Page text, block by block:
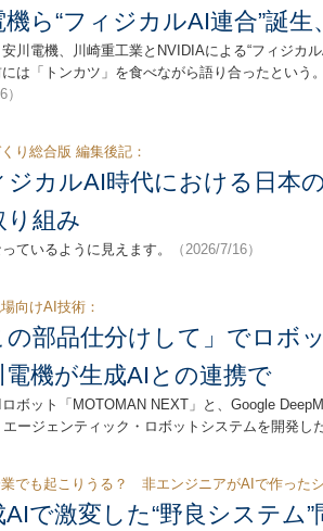
機ら“フィジカルAI連合”誕
川電機、川崎重工業とNVIDIAによる“フィジカ
は「トンカツ」を食べながら語り合ったという
り総合版 編集後記：
ジカルAI時代における日本
り組み
ているように見えます。 （2026/7/16）
向けAI技術：
の部品仕分けして」でロボ
電機が生成AIとの連携で
ボット「MOTOMAN NEXT」と、Google
ージェンティック・ロボットシステムを開発した
業でも起こりうる？ 非エンジニアがAIで作った
AIで激変した“野良システム